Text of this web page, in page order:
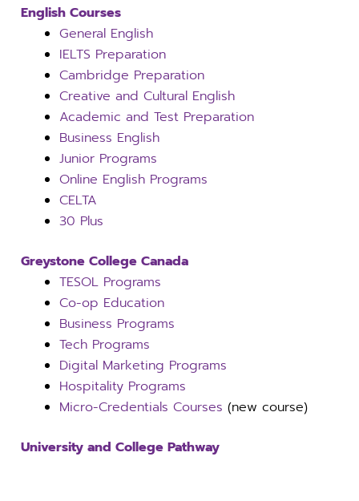
English Courses
General English
IELTS Preparation
Cambridge Preparation
Creative and Cultural English
Academic and Test Preparation
Business English
Junior Programs
Online English Programs
CELTA
30 Plus
Greystone College Canada
TESOL Programs
Co-op Education
Business Programs
Tech Programs
Digital Marketing Programs
Hospitality Programs
Micro-Credentials Courses (new course)
University and College Pathway